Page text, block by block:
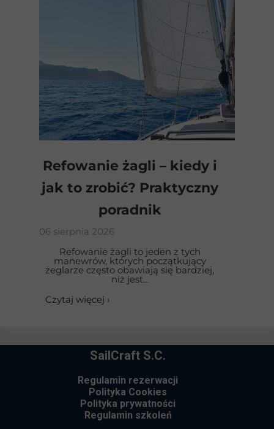
Refowanie żagli – kiedy i
jak to zrobić? Praktyczny
poradnik
06 sierpnia 2026
Refowanie żagli to jeden z tych
manewrów, których początkujący
żeglarze często obawiają się bardziej,
niż jest...
Czytaj więcej ›
SailCraft S.C.
Regulamin rezerwacji
Polityka Cookies
Polityka prywatności
Regulamin szkoleń